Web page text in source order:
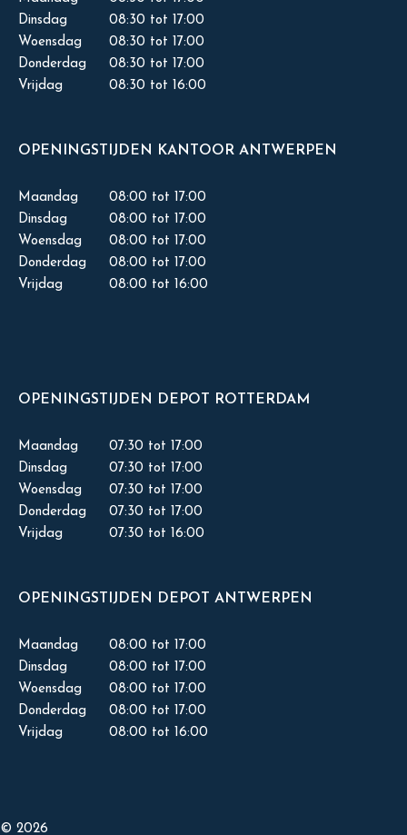
Dinsdag
08:30 tot 17:00
Woensdag
08:30 tot 17:00
Donderdag
08:30 tot 17:00
Vrijdag
08:30 tot 16:00
OPENINGSTIJDEN KANTOOR ANTWERPEN
Maandag
08:00 tot 17:00
Dinsdag
08:00 tot 17:00
Woensdag
08:00 tot 17:00
Donderdag
08:00 tot 17:00
Vrijdag
08:00 tot 16:00
OPENINGSTIJDEN DEPOT ROTTERDAM
Maandag
07:30 tot 17:00
Dinsdag
07:30 tot 17:00
Woensdag
07:30 tot 17:00
Donderdag
07:30 tot 17:00
Vrijdag
07:30 tot 16:00
OPENINGSTIJDEN DEPOT ANTWERPEN
Maandag
08:00 tot 17:00
Dinsdag
08:00 tot 17:00
Woensdag
08:00 tot 17:00
Donderdag
08:00 tot 17:00
Vrijdag
08:00 tot 16:00
© 2026